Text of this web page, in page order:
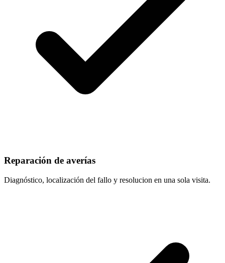
Reparación de averías
Diagnóstico, localización del fallo y resolucion en una sola visita.